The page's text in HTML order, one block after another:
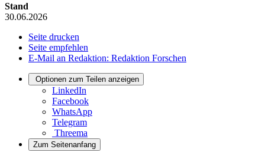
Stand
30.06.2026
Seite drucken
Seite empfehlen
E-Mail an Redaktion: Redaktion Forschen
Optionen zum Teilen anzeigen
LinkedIn
Facebook
WhatsApp
Telegram
Threema
Zum Seitenanfang